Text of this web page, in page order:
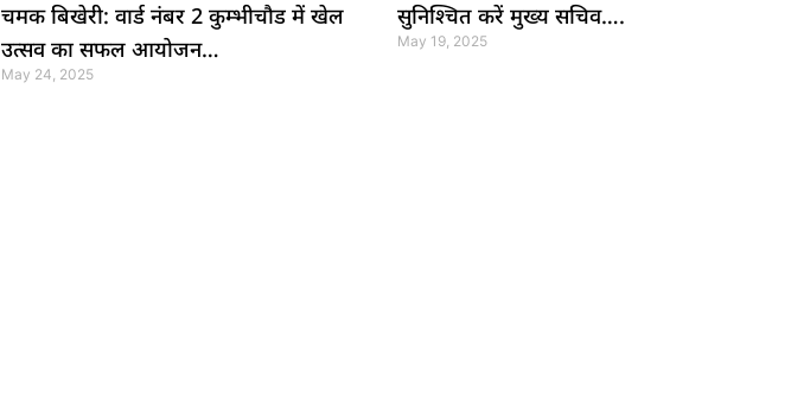
चमक बिखेरी: वार्ड नंबर 2 कुम्भीचौड में खेल
उत्सव का सफल आयोजन…
May 24, 2025
सुनिश्चित करें मुख्य सचिव….
May 19, 2025